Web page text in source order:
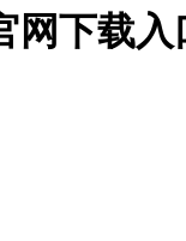
网下载入